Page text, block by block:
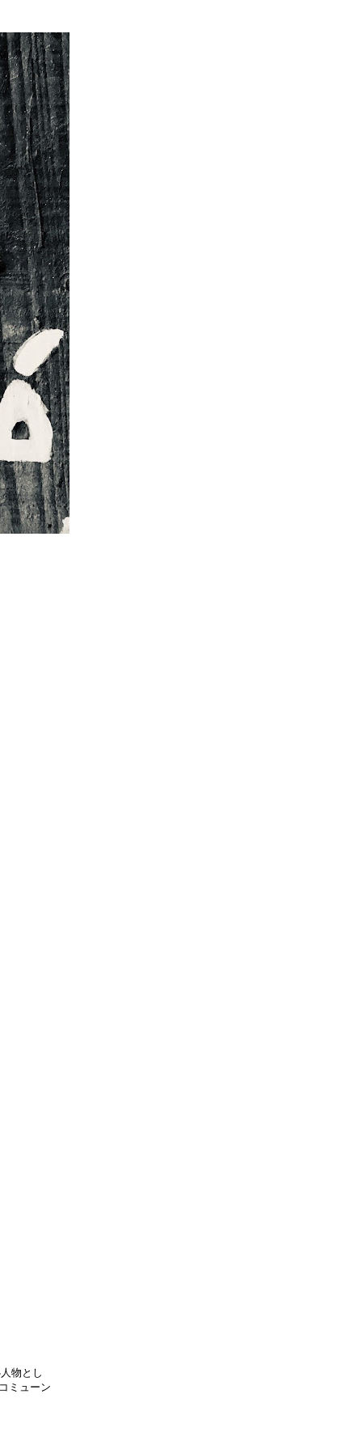
物とし
ミューン